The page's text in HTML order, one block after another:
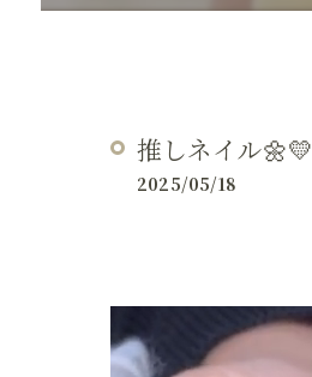
推しネイル🌼💛
2025/05/18